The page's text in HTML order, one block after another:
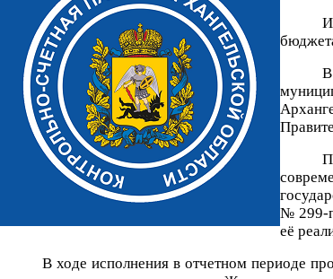
№ 299-
её
В ходе исполнения в отчетном периоде